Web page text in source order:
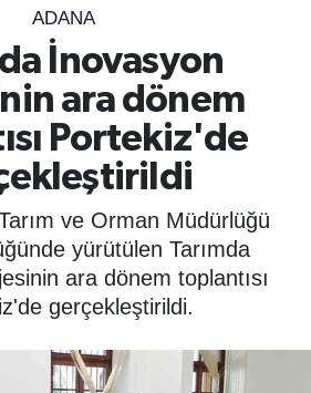
ADANA
İnovasyon
ara dönem
Portekiz'de
ve Orman Müdürlüğü
yürütülen Tarımda
ara dönem toplantısı
gerçekleştirildi.